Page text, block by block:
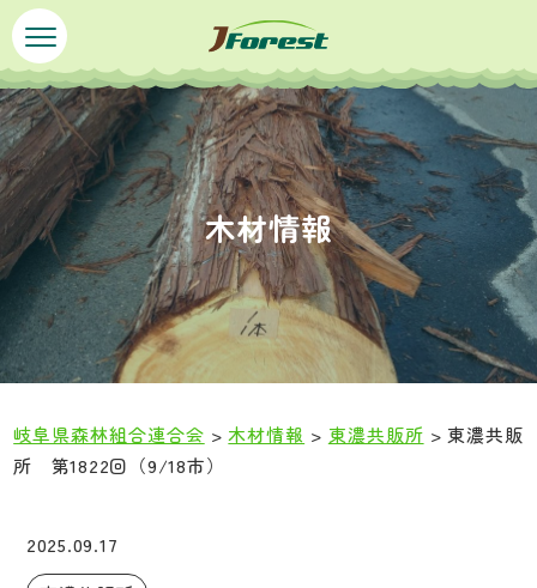
ペ
ー
ジ
の
先
頭
で
す
。
メ
ニ
ュ
ー
を
飛
ば
し
て
へ
木材情報
岐阜県森林組合連合会 >木材情報 > 東濃共販所 > 東濃共販
所 第1822回（9/18市）
2025.09.17